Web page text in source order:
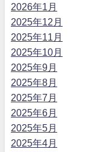
2026年1月
2025年12月
2025年11月
2025年10月
2025年9月
2025年8月
2025年7月
2025年6月
2025年5月
2025年4月